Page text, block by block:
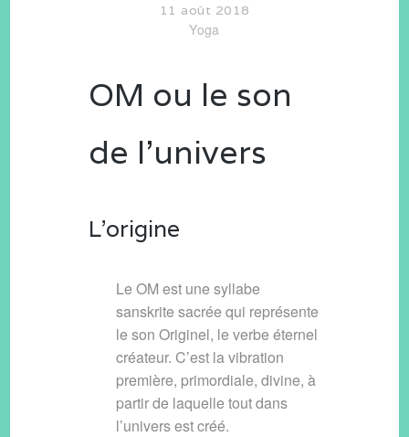
11 août 2018
Yoga
OM ou le son
de l’univers
L’origine
Le OM est une syllabe
sanskrite sacrée qui représente
le son Originel, le verbe éternel
créateur. C’est la vibration
première, primordiale, divine, à
partir de laquelle tout dans
l’univers est créé.